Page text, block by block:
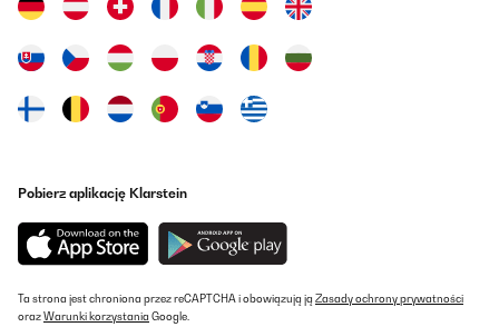
Pobierz aplikację Klarstein
Ta strona jest chroniona przez reCAPTCHA i obowiązują ją Zasady ochrony prywatności
orazWarunki korzystania Google.